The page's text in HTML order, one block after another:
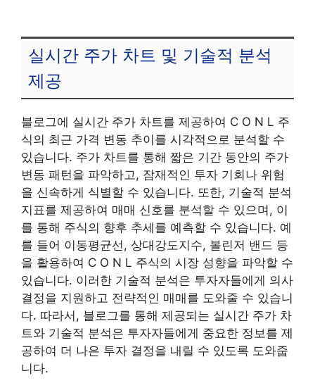
실시간 주가 차트 및 기술적 분석
제공
블로그에 실시간 주가 차트를 제공하여 C O N L 주
식의 최근 가격 변동 추이를 시각적으로 분석할 수
있습니다. 주가 차트를 통해 짧은 기간 동안의 주가
변동 패턴을 파악하고, 잠재적인 투자 기회나 위험
을 신속하게 식별할 수 있습니다. 또한, 기술적 분석
지표를 제공하여 매매 신호를 분석할 수 있으며, 이
를 통해 주식의 향후 추세를 예측할 수 있습니다. 예
를 들어 이동평균선, 상대강도지수, 볼린저 밴드 등
을 활용하여 C O N L 주식의 시장 성향을 파악할 수
있습니다. 이러한 기술적 분석은 투자자들에게 의사
결정을 지원하고 전략적인 매매를 도와줄 수 있습니
다. 따라서, 블로그를 통해 제공되는 실시간 주가 차
트와 기술적 분석은 투자자들에게 중요한 정보를 제
공하여 더 나은 투자 결정을 내릴 수 있도록 도와줍
니다.